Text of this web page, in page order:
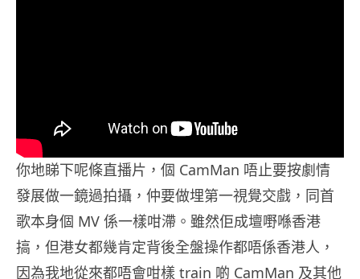
你地睇下呢條直播片，個 CamMan 唔止要按劇情
發展做一鏡過拍攝，仲要做埋第一視覺交戲，同首
歌本身個 MV 係一樣咁滯。雖然佢成壇嘢喺香港
搞，但港女都幾肯定背後全盤操作都唔係香港人，
因為我地從來都唔會咁樣 train 啲 CamMan 及其他